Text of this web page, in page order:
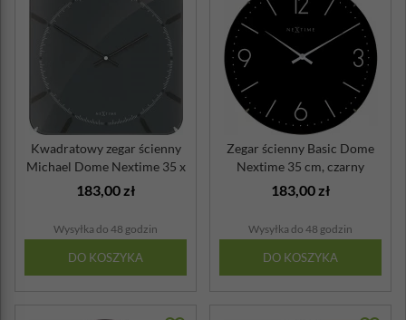
Kwadratowy zegar ścienny
Michael Dome Nextime 35 x
35 cm,...
183,00 zł
Wysyłka do 48 godzin
DO KOSZYKA
Zegar ścienny Basic Dome
Nextime 35 cm, czarny
183,00 zł
Wysyłka do 48 godzin
DO KOSZYKA